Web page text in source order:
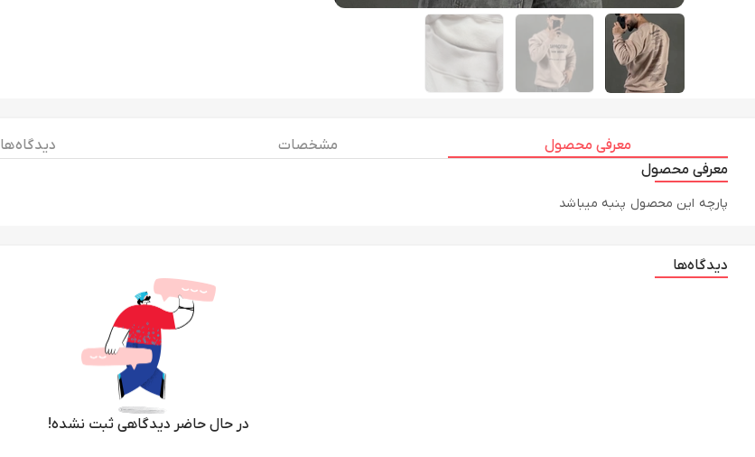
معرفی محصول مشخصات
دیدگاه ها
معرفی محصول
پارچه این محصول پنبه میباشد
دیدگاه‌ها
در حال حاضر دیدگاهی ثبت نشده!